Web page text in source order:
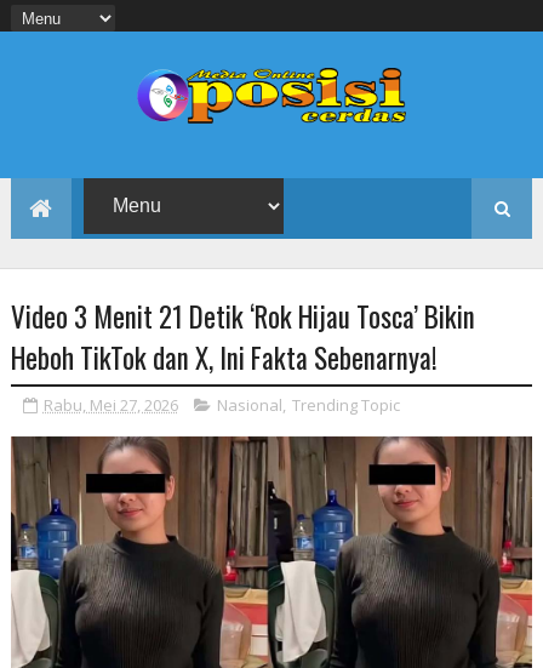
Video 3 Menit 21 Detik ‘Rok Hijau Tosca’ Bikin
Heboh TikTok dan X, Ini Fakta Sebenarnya!
Rabu, Mei 27, 2026 Nasional, Trending Topic